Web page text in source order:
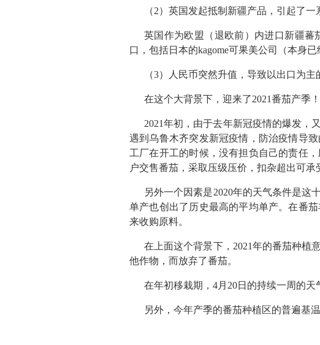
（2）英国发起抵制新疆产品，引起了
英国作为欧盟（退欧前）内进口新疆
口，包括日本的kagome可果美公司（本身已
（3）人民币突然升值，导致以出口为
在这个大背景下，迎来了2021番茄产季！
2021年初，由于去年新冠疫情的爆发，
遇到乌鲁木齐突发新冠疫情，防治疫情导
工厂在开工的时候，没有担负自己的责任
户交售番茄，采取压级压价，扣杂超出可
另外一个因素是2020年的天气条件是这
单产也创出了历史最高的平均单产。在番
来收购原料。
在上面这个背景下，2021年的番茄种植
他作物，而放弃了番茄。
在年初移栽期，4月20日的持续一周的天
另外，今年产季的番茄种植区的普遍基